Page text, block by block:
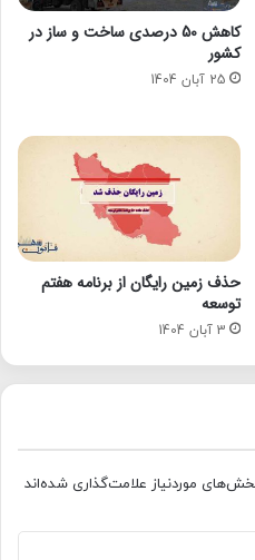
کاهش 50 درصدی ساخت و ساز در
کشور
25 آبان 1404
حذف زمین رایگان از برنامه هفتم
توسعه
3 آبان 1404
موردنیاز علامت‌گذاری شده‌اند